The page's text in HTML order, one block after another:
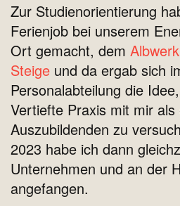
Zur Studienorientierung
Ferienjob bei unserem
Ort gemacht, dem
Steige und da ergab sich
Personalabteilung die
Vertiefte Praxis mit mir als
Auszubildenden zu
2023 habe ich dann
Unternehmen und an der
angefangen.